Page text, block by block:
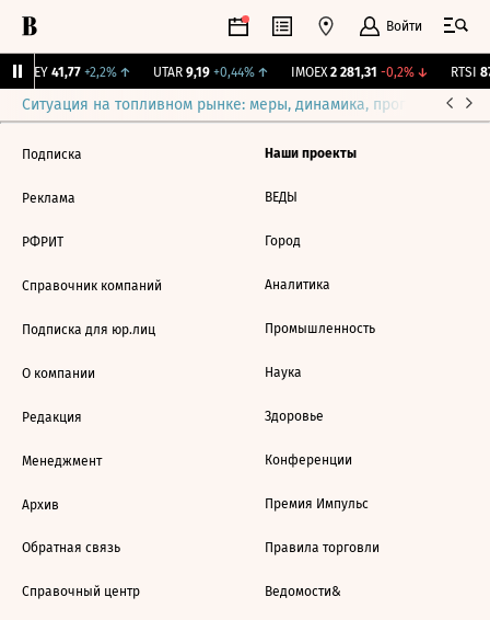
Войти
OKEY 41,77 +2,2%↑ UTAR 9,19 +0,44%↑ IMOEX 2 281,31 -0,2%↓ RTSI
Ситуация на топливном рынке: меры, динамика, прогнозы
Подписка
Реклама
РФРИТ
Справочник компаний
Подписка для юр.лиц
О компании
Редакция
Менеджмент
Архив
Обратная связь
Справочный центр
Наши проекты
ВЕДЫ
Город
Аналитика
Промышленность
Наука
Здоровье
Конференции
Премия Импульс
Правила торговли
Ведомости&